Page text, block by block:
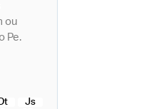
ou
Pe.
Dt
Js